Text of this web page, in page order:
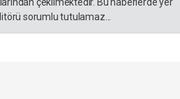
sorumlu tutulamaz...